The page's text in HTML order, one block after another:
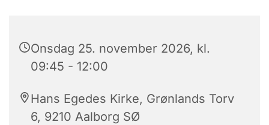
Onsdag 25. november 2026, kl.
09:45 - 12:00
Hans Egedes Kirke, Grønlands Torv
6, 9210 Aalborg SØ